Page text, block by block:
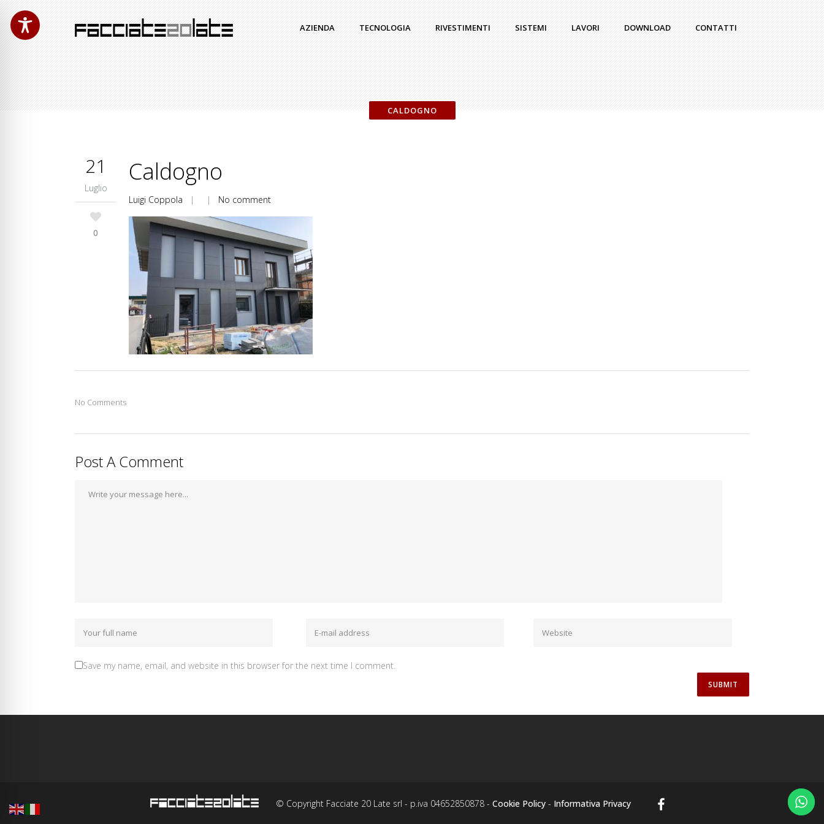
AZIENDA TECNOLOGIA RIVESTIMENTI SISTEMI LAVORI DOWNLOAD CONTATTI
CALDOGNO
21
Luglio
0
Caldogno
Luigi Coppola | | No comment
No Comments
Post A Comment
Save my name, email, and website in this browser for the next time I comment.
© Copyright Facciate 20 Late srl - p.iva 04652850878 - Cookie Policy - Informativa Privacy